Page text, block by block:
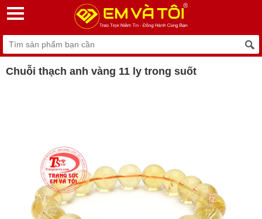
Chuỗi thạch anh vàng 11 ly trong suốt